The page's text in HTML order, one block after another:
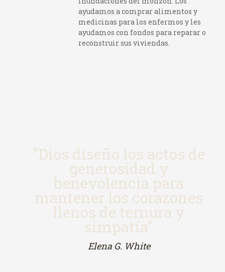
ayudamos a comprar alimentos y
medicinas para los enfermos y les
ayudamos con fondos para reparar o
reconstruir sus viviendas.
"Dios diseño los actos de
generosidad y
benevolencia para
mantener los corazones
llenos de ternura y
simpatía"
Elena G. White